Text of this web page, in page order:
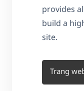
provides
build a
site.
Trang